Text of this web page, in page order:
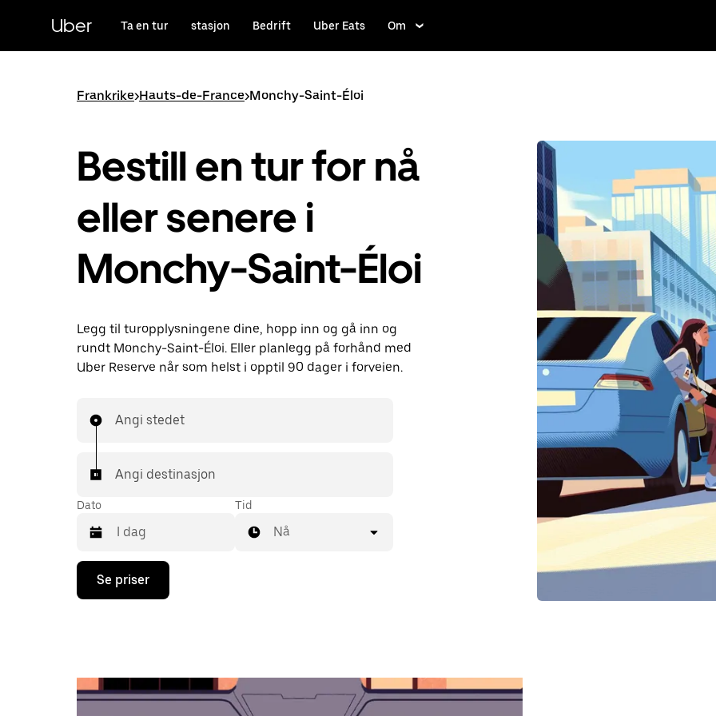
hovedinnholdet
Uber Ta en tur stasjon Bedrift Uber Eats Om
Frankrike>Hauts-de-France>Monchy-Saint-Éloi
Bestill en tur for nå
eller senere i
Monchy-Saint-Éloi
Legg til turopplysningene dine, hopp inn og gå inn og
rundt Monchy-Saint-Éloi. Eller planlegg på forhånd med
Uber Reserve når som helst i opptil 90 dager i forveien.
Angi stedet
Angi destinasjon
Dato
Trykk
piltast
og
velge
Tid
Nå
Se priser